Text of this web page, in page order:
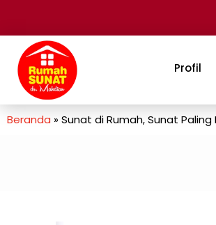
Profil
Beranda »Sunat di Rumah, Sunat